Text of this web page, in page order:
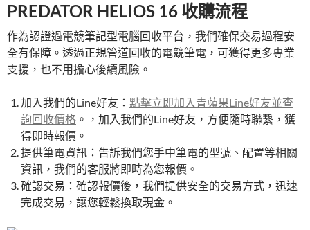
PREDATOR HELIOS 16 收購流程
作為認證過電競筆記型電腦回收平台，我們確保交易過程安
全有保障。透過正規管道回收的電競筆電，可獲得更多專業
支援，也不用擔心後續風險。
加入我們的Line好友： 點擊立即加入青蘋果Line好友並查
詢回收價格 。​​，加入我們的Line好友，方便隨時聯繫，獲
得即時報價。
提供筆電資訊：告訴我們您手中筆電的型號、配置等相關
資訊，我們的客服將即時為您報價。
確認交易：確認報價後，我們提供安全的交易方式，迅速
完成交易，讓您輕鬆換取現金。